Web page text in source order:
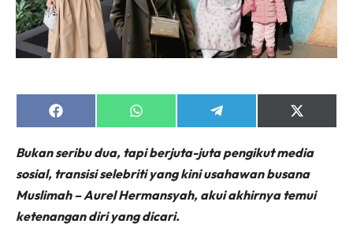
Share
on
Share
on
Share
on
Share
on
(Twitter)
Bukan seribu dua, tapi berjuta-juta pengikut media
sosial, transisi selebriti yang kini usahawan busana
Muslimah – Aurel Hermansyah, akui akhirnya temui
ketenangan diri yang dicari.